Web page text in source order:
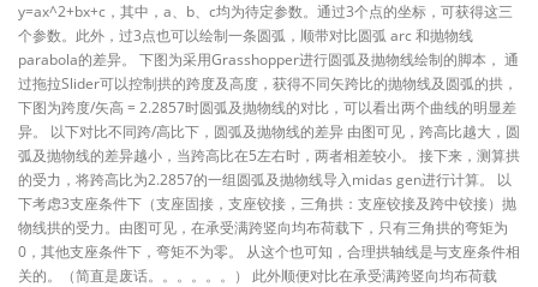
y=ax^2+bx+c，其中，a、b、c均为待定参数。通过3个点的坐标，可获得这三
个参数。此外，过3点也可以绘制一条圆弧，顺带对比圆弧 arc 和抛物线
parabola的差异。 下图为采用Grasshopper进行圆弧及抛物线绘制的脚本， 通
过拖拉Slider可以控制拱的跨度及高度，获得不同矢跨比的抛物线及圆弧的拱，
下图为跨度/矢高 = 2.2857时圆弧及抛物线的对比，可以看出两个曲线的明显差
异。 以下对比不同跨/高比下，圆弧及抛物线的差异 由图可见，跨高比越大，圆
弧及抛物线的差异越小，当跨高比在5左右时，两者相差较小。 接下来，测算拱
的受力，将跨高比为2.2857的一组圆弧及抛物线导入midas gen进行计算。 以
下考虑3支座条件下（支座固接，支座铰接，三角拱：支座铰接及跨中铰接）抛
物线拱的受力。由图可见，在承受满跨竖向均布荷载下，只有三角拱的弯矩为
0，其他支座条件下，弯矩不为零。 从这个也可知，合理拱轴线是与支座条件相
关的。（简直是废话。。。。。。） 此外顺便对比在承受满跨竖向均布荷载